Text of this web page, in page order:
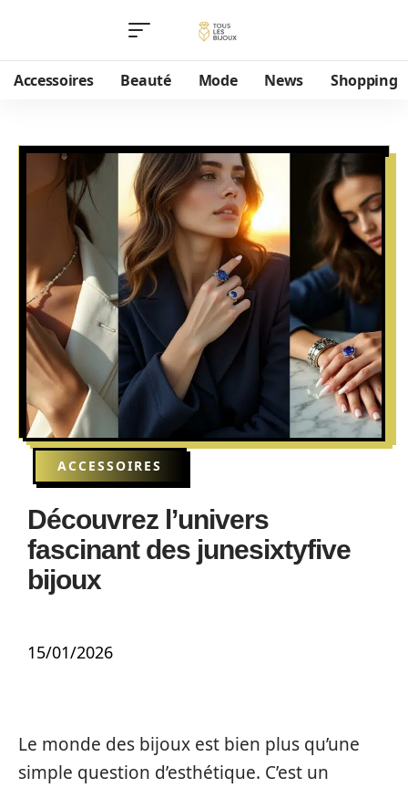
Accessoires Beauté Mode News Shopping
ACCESSOIRES
Découvrez l’univers
fascinant des junesixtyfive
bijoux
15/01/2026
Le monde des bijoux est bien plus qu’une
simple question d’esthétique. C’est un